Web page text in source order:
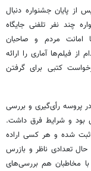
از پایان جشنواره دنبال
چند نفر تلفنی جایگاه
امانت مردم و صاحبان
فیلم‌ها آماری را ارائه
کتبی برای گرفتن
در پروسه رأی‌گیری و بررسی
بود و شرایط فرق داشت.
ثبت شده و هر کسی اراده
تعدادی ناظر و بازرس
مخاطبان هم بررسی‌های